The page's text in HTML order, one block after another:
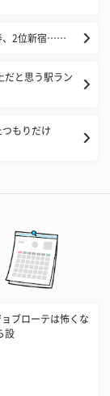
、2位新宿……
だと思う駅ラン
つもりだけ
ョブローテは怖くな
設